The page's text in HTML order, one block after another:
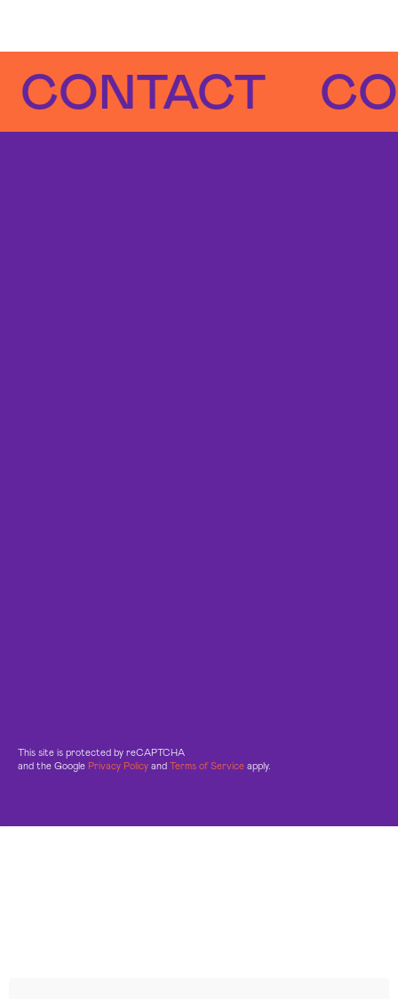
This site is protected by reCAPTCHA
and the Google Privacy Policy and Terms of Service apply.